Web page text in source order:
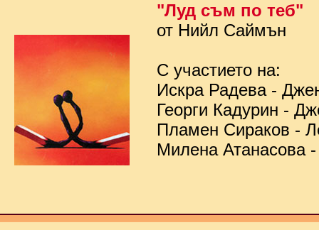
"Луд съм по теб"
от Нийл Саймън
С участието на:
Искра Радева -
Георги Кадурин -
Пламен Сираков -
Милена Атанасова